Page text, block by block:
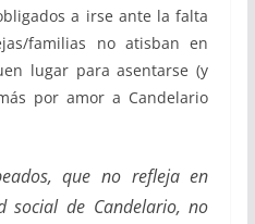
a irse ante la falta
familias no atisban en
lugar para asentarse (y
por amor a Candelario
que no refleja en
social de Candelario, no